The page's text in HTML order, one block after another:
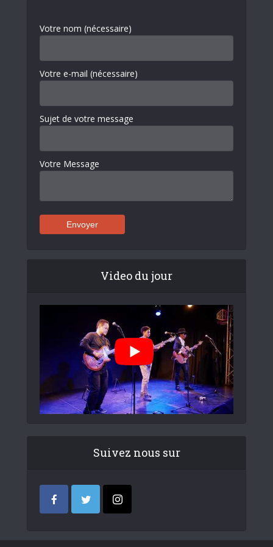
Votre nom (nécessaire)
Votre e-mail (nécessaire)
Sujet de votre message
Votre Message
Video du jour
Suivez nous sur